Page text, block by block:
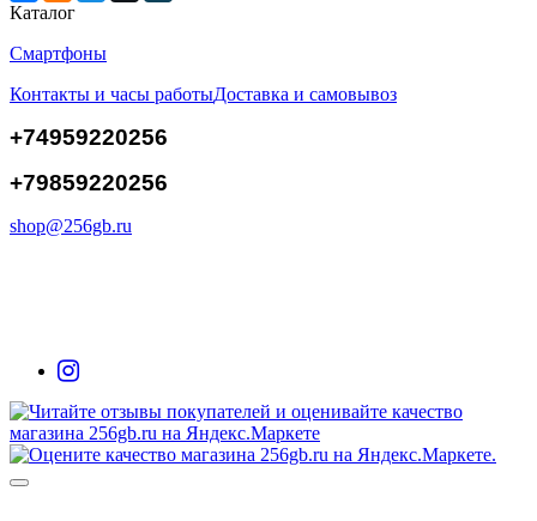
Каталог
Смартфоны
Контакты и часы работыДоставка и самовывоз
+74959220256
+79859220256
shop@256gb.ru